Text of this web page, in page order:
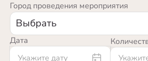
Город проведения мероприятия
Выбрать
Дата